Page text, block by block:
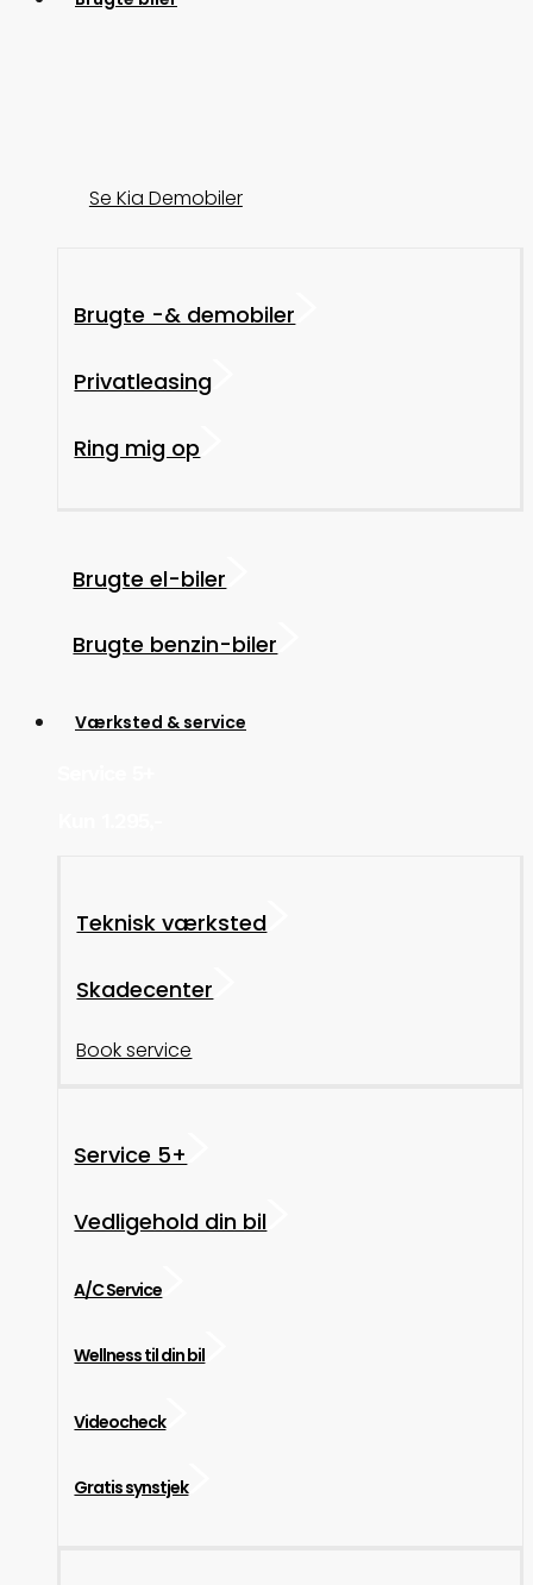
Se Kia Demobiler
Brugte -& demobiler
Privatleasing
Ring mig op
Brugte el-biler
Brugte benzin-biler
Værksted & service
Teknisk værksted
Skadecenter
Book service
Service 5+
Vedligehold din bil
A/C Service
Wellness til din bil
Videocheck
Gratis synstjek